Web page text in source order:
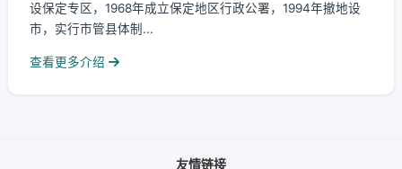
设保定专区，1968年成立保定地区行政公署，1994年撤地设
市，实行市管县体制...
查看更多介绍
友情链接